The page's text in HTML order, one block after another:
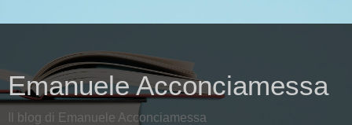
Emanuele Acconciamessa
Il blog di Emanuele Acconciamessa